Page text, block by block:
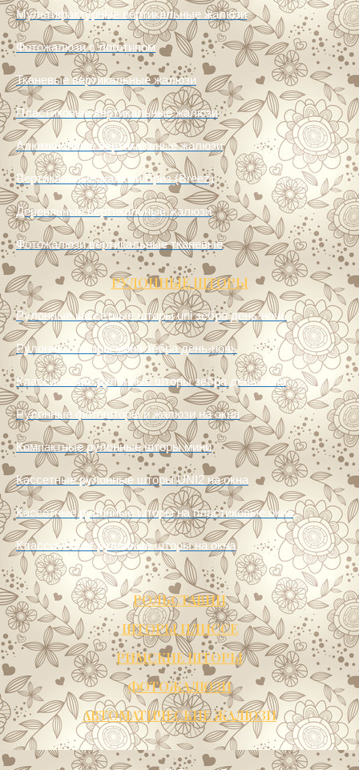
Мультифактурные вертикальные жалюзи
Фотожалюзи с логотипом
Тканевые вертикальные жалюзи
Пластиковые вертикальные жалюзи
Алюминиевые вертикальные жалюзи
Вертикальные жалюзи Бриз (Breez)
Деревянные вертикальные жалюзи
Фотожалюзи вертикальные тканевые
РУЛОННЫЕ ШТОРЫ
Рулонные кассетные шторы uni зебра день-ночь
Рулонные шторы мини зебра день-ночь
Классические рулонные шторы зебра день-ночь
Рулонные фотошторы и жалюзи на окна
Компактные рулонные шторы мини
Кассетные рулонные шторы UNI2 на окна
Кассетные рулонные шторы на пластиковые окна
Классические рулонные шторы на окна
РОЛЬСТАВНИ
ШТОРЫ ПЛИССЕ
РИМСКИЕ ШТОРЫ
ФОТОЖАЛЮЗИ
АВТОМАТИЧЕСКИЕ ЖАЛЮЗИ